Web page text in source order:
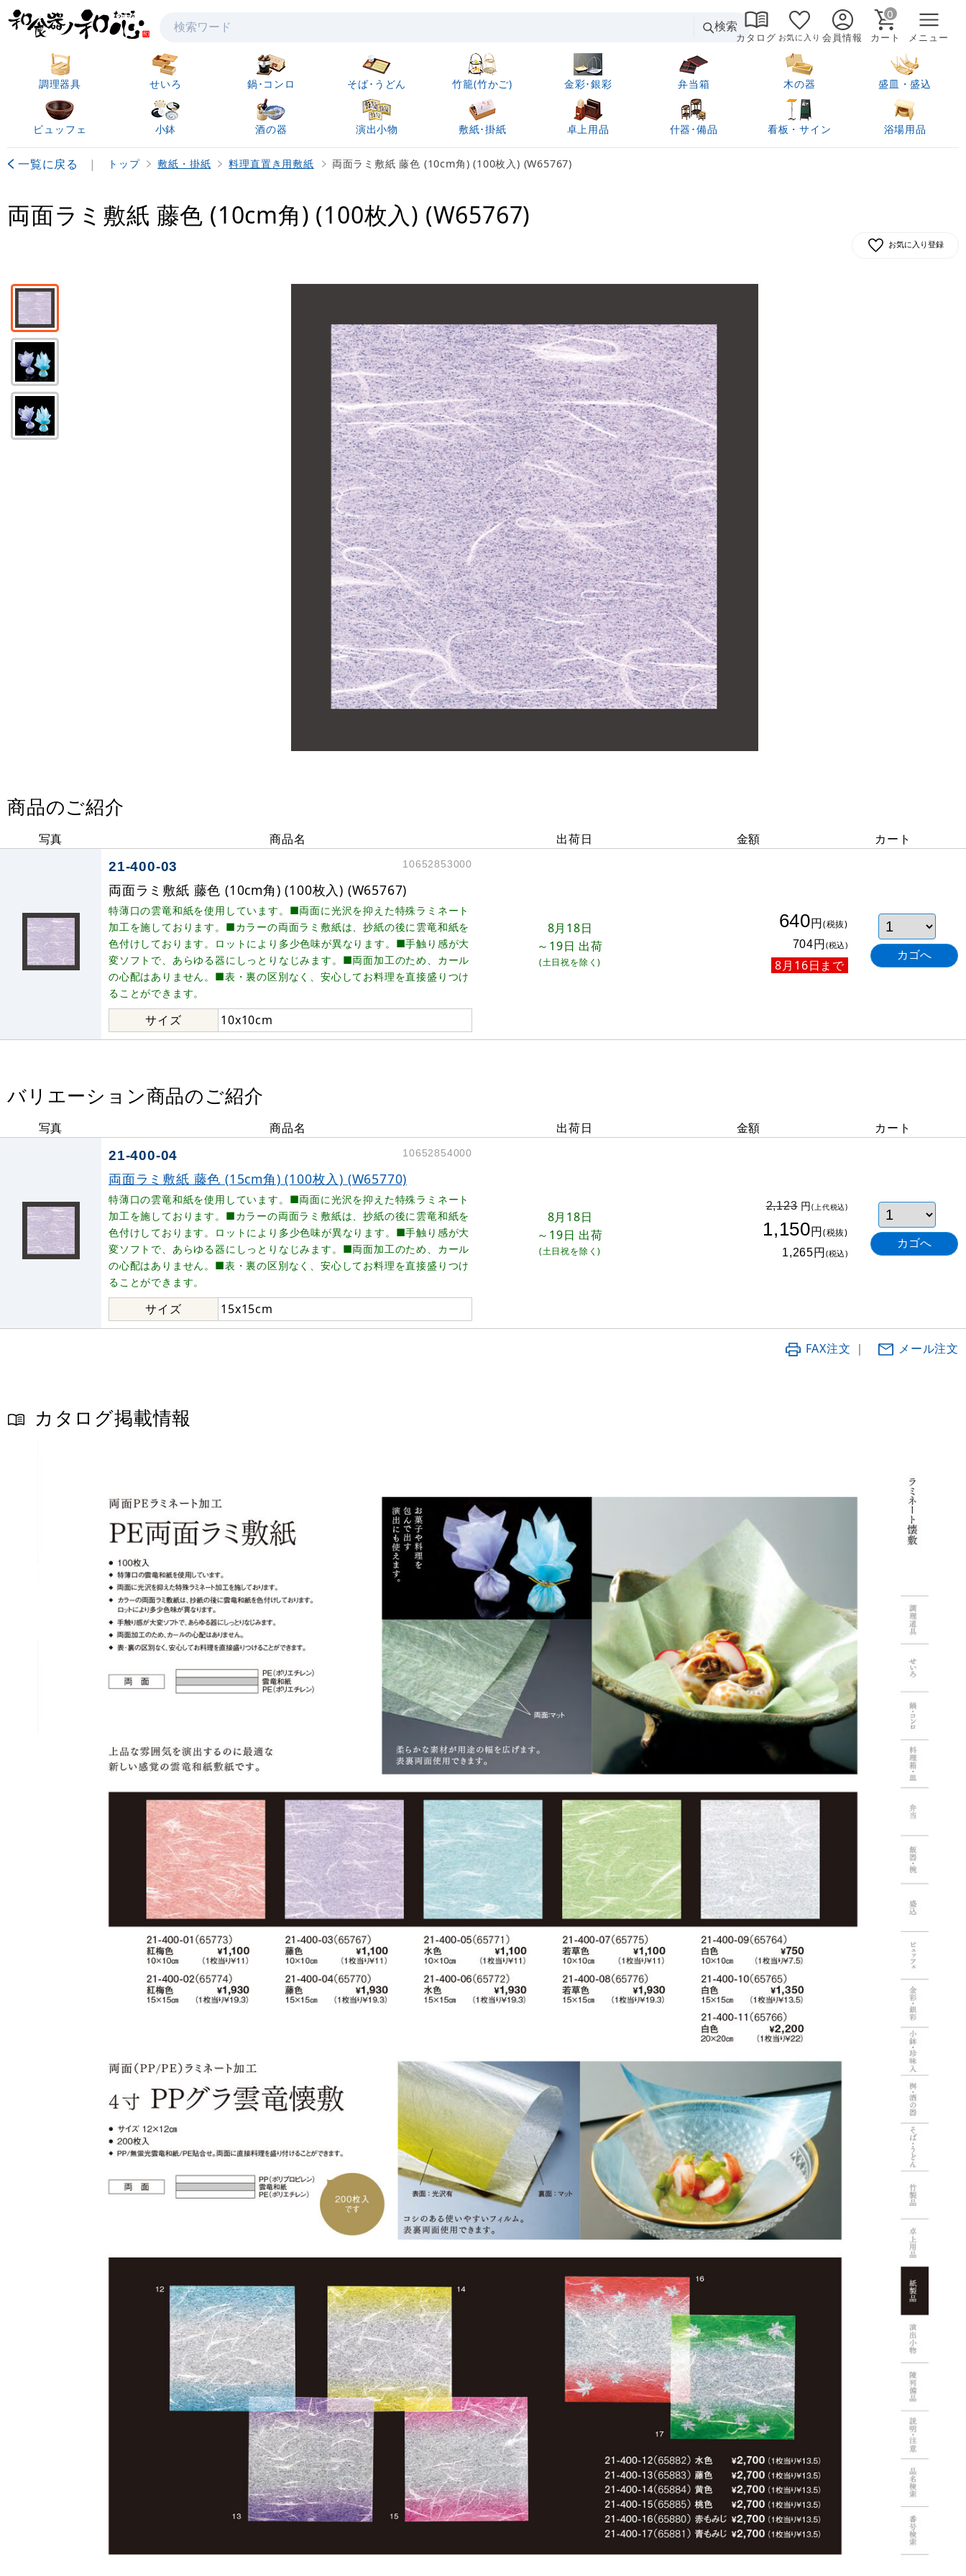
検索
検索
カタログ お気に入り 会員情報
0
カート メニュー
調理器具 せいろ 鍋･コンロ そば･うどん 竹籠(竹かご) 金彩･銀彩 弁当箱 木の器 盛皿・盛込
ビュッフェ 小鉢 酒の器 演出小物 敷紙･掛紙 卓上用品 什器･備品 看板・サイン 浴場用品
一覧に戻る | トップ 敷紙・掛紙 料理直置き用敷紙 両面ラミ敷紙 藤色 (10cm角) (100枚入) (W65767)
両面ラミ敷紙 藤色 (10cm角) (100枚入) (W65767)
お気に入り登録
商品のご紹介
写真 商品名 出荷日 金額 カート
21-400-03 10652853000
両面ラミ敷紙 藤色 (10cm角) (100枚入) (W65767)
特薄口の雲竜和紙を使用しています。■両面に光沢を抑えた特殊ラミネート
加工を施しております。■カラーの両面ラミ敷紙は、抄紙の後に雲竜和紙を
色付けしております。ロットにより多少色味が異なります。■手触り感が大
変ソフトで、あらゆる器にしっとりなじみます。■両面加工のため、カール
の心配はありません。■表・裏の区別なく、安心してお料理を直接盛りつけ
ることができます。
サイズ 10x10cm
8月18日
～19日 出荷
(土日祝を除く)
640円(税抜)
704円(税込)
8月16日まで
バリエーション商品のご紹介
写真 商品名 出荷日 金額 カート
21-400-04 10652854000
両面ラミ敷紙 藤色 (15cm角) (100枚入) (W65770)
特薄口の雲竜和紙を使用しています。■両面に光沢を抑えた特殊ラミネート
加工を施しております。■カラーの両面ラミ敷紙は、抄紙の後に雲竜和紙を
色付けしております。ロットにより多少色味が異なります。■手触り感が大
変ソフトで、あらゆる器にしっとりなじみます。■両面加工のため、カール
の心配はありません。■表・裏の区別なく、安心してお料理を直接盛りつけ
ることができます。
サイズ 15x15cm
8月18日
～19日 出荷
(土日祝を除く)
2,123円(上代税込)
1,150円(税抜)
1,265円(税込)
FAX注文 ｜ メール注文
カタログ掲載情報